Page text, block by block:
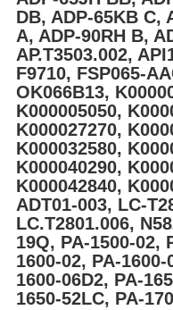
DB, ADP-65KB C,
A, ADP-90RH B,
AP.T3503.002,
F9710, FSP065-
OK066B13,
K000005050,
K000027270,
K000032580,
K000040290,
K000042840,
ADT01-003, LC-
LC.T2801.006,
19Q, PA-1500-02,
1600-02, PA-
1600-06D2, PA-
1650-52LC, PA-